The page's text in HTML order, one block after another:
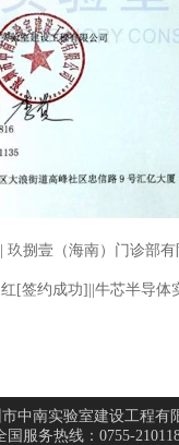
玖捌壹（海南）门诊部
[签约成功]||牛芯半导体
中南实验室建设工程有
国服务热线：0755-